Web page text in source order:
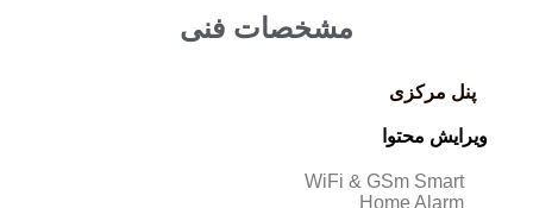
مشخصات فنی
پنل مرکزی
ویرایش محتوا
WiFi & GSm Smart
Home Alarm